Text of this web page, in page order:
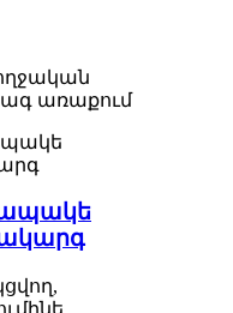
առաքում
ապակե